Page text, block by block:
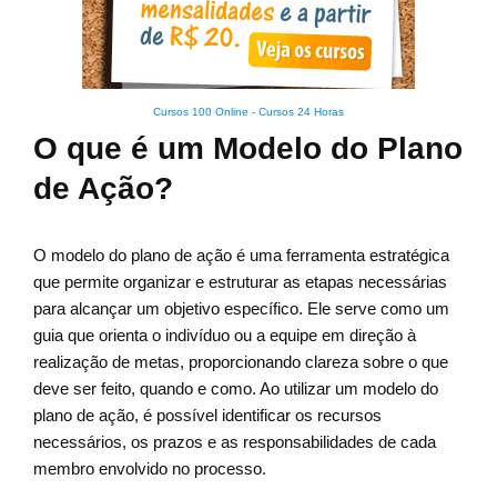
Cursos 100 Online - Cursos 24 Horas
O que é um Modelo do Plano
de Ação?
O modelo do plano de ação é uma ferramenta estratégica
que permite organizar e estruturar as etapas necessárias
para alcançar um objetivo específico. Ele serve como um
guia que orienta o indivíduo ou a equipe em direção à
realização de metas, proporcionando clareza sobre o que
deve ser feito, quando e como. Ao utilizar um modelo do
plano de ação, é possível identificar os recursos
necessários, os prazos e as responsabilidades de cada
membro envolvido no processo.